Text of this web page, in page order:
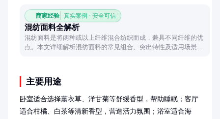
商家经验 真实案例 · 安全可信
混纺面料全解析
混纺面料是将两种或以上纤维混合纺织而成，兼具不同纤维的优
点。本文详细解析混纺面料的常见组合、突出特性及适用场景，
主要用途
卧室适合选择薰衣草、洋甘菊等舒缓香型，帮助睡眠；客厅
适合柑橘、白茶等清新香型，营造活力氛围；浴室适合海